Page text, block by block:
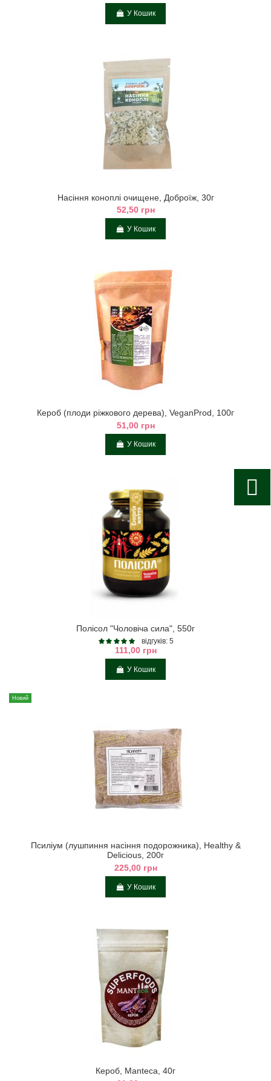
У Кошик
Насіння коноплі очищене, Доброїж, 30г
52,50 грн
У Кошик
Кероб (плоди ріжкового дерева), VeganProd, 100г
51,00 грн
У Кошик
Полісол "Чоловіча сила", 550г
відгуків: 5
111,00 грн
У Кошик
Новий
Псиліум (лушпиння насіння подорожника), Healthy &
Delicious, 200г
225,00 грн
У Кошик
Кероб, Manteca, 40г